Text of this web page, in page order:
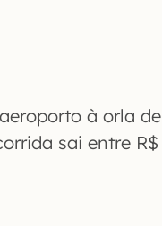
à orla de
sai entre R$